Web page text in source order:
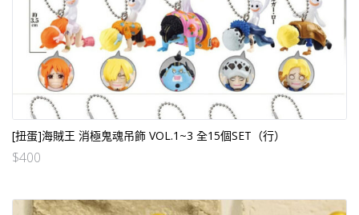
[扭蛋]海賊王 消極鬼魂吊飾 VOL.1~3 全15個SET（行）
$400